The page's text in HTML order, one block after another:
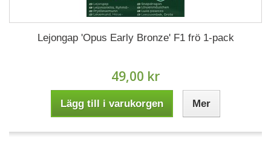
Lejongap 'Opus Early Bronze' F1 frö 1-pack
49,00 kr
Lägg till i varukorgen Mer